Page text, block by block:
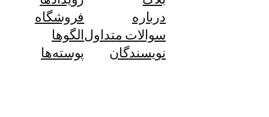
درباره
سوالات متداول
نویسندگان
فروشگاه
الگوها
پوسته‌ها